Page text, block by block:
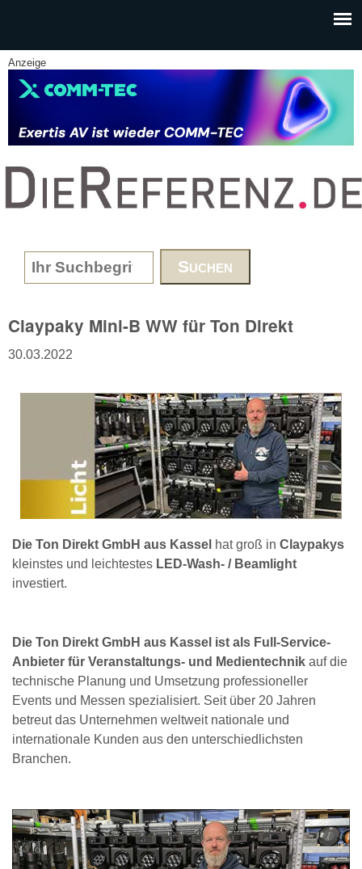
Anzeige
www.DieReferenz.de
Search form
Claypaky Mini-B WW für Ton Direkt
30.03.2022
Die Ton Direkt GmbH aus Kassel hat groß in Claypakys
kleinstes und leichtestes LED-Wash- / Beamlight
investiert.
Die Ton Direkt GmbH aus Kassel ist als Full-Service-
Anbieter für Veranstaltungs- und Medientechnik auf die
technische Planung und Umsetzung professioneller
Events und Messen spezialisiert. Seit über 20 Jahren
betreut das Unternehmen weltweit nationale und
internationale Kunden aus den unterschiedlichsten
Branchen.